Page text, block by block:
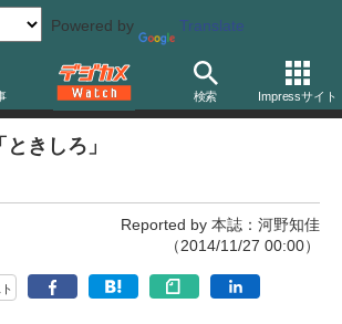
Powered by Translate
検索 Impressサイト
きしろ」
Reported by 本誌：河野知佳
（2014/11/27 00:00）